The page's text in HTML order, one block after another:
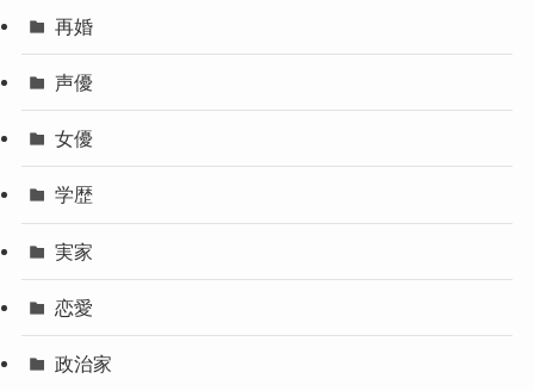
再婚
声優
女優
学歴
実家
恋愛
政治家